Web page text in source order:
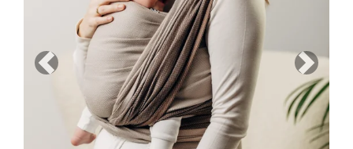
Previous Next